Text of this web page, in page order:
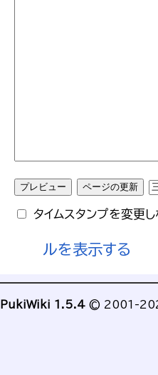
タイムスタンプを変更
ルを表示する
PukiWiki 1.5.4 © 2001-